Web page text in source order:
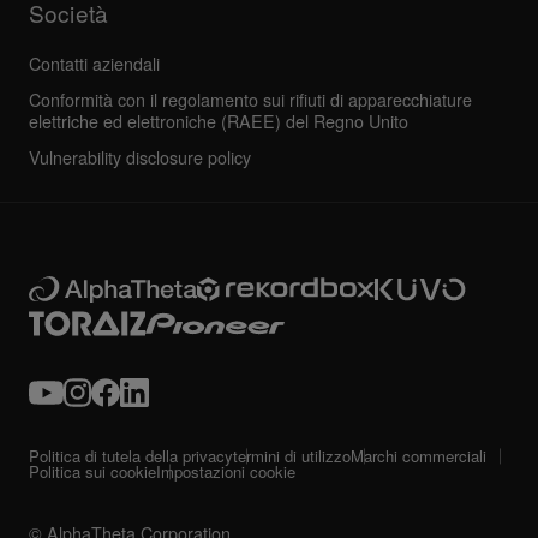
Società
Contatti aziendali
Conformità con il regolamento sui rifiuti di apparecchiature
elettriche ed elettroniche (RAEE) del Regno Unito
Vulnerability disclosure policy
Politica di tutela della privacytermini di utilizzoMarchi commerciali
Politica sui cookieImpostazioni cookie